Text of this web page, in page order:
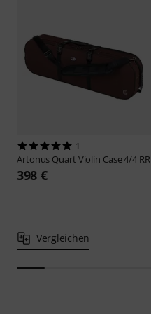
1
Artonus Quart Violin Case 4/4 RR
398 €
Vergleichen